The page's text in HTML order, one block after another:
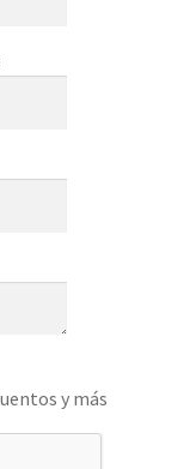
y más